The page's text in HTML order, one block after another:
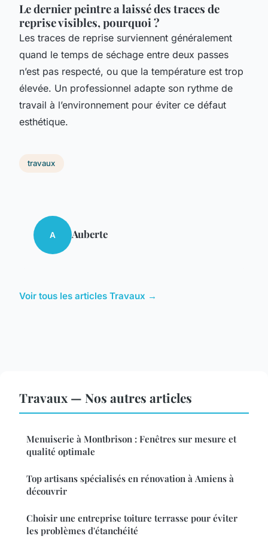
Le dernier peintre a laissé des traces de
reprise visibles, pourquoi ?
Les traces de reprise surviennent généralement
quand le temps de séchage entre deux passes
n’est pas respecté, ou que la température est trop
élevée. Un professionnel adapte son rythme de
travail à l’environnement pour éviter ce défaut
esthétique.
travaux
A Auberte
Voir tous les articles Travaux →
Travaux — Nos autres articles
Menuiserie à Montbrison : Fenêtres sur mesure et
qualité optimale
Top artisans spécialisés en rénovation à Amiens à
découvrir
Choisir une entreprise toiture terrasse pour éviter
les problèmes d'étanchéité